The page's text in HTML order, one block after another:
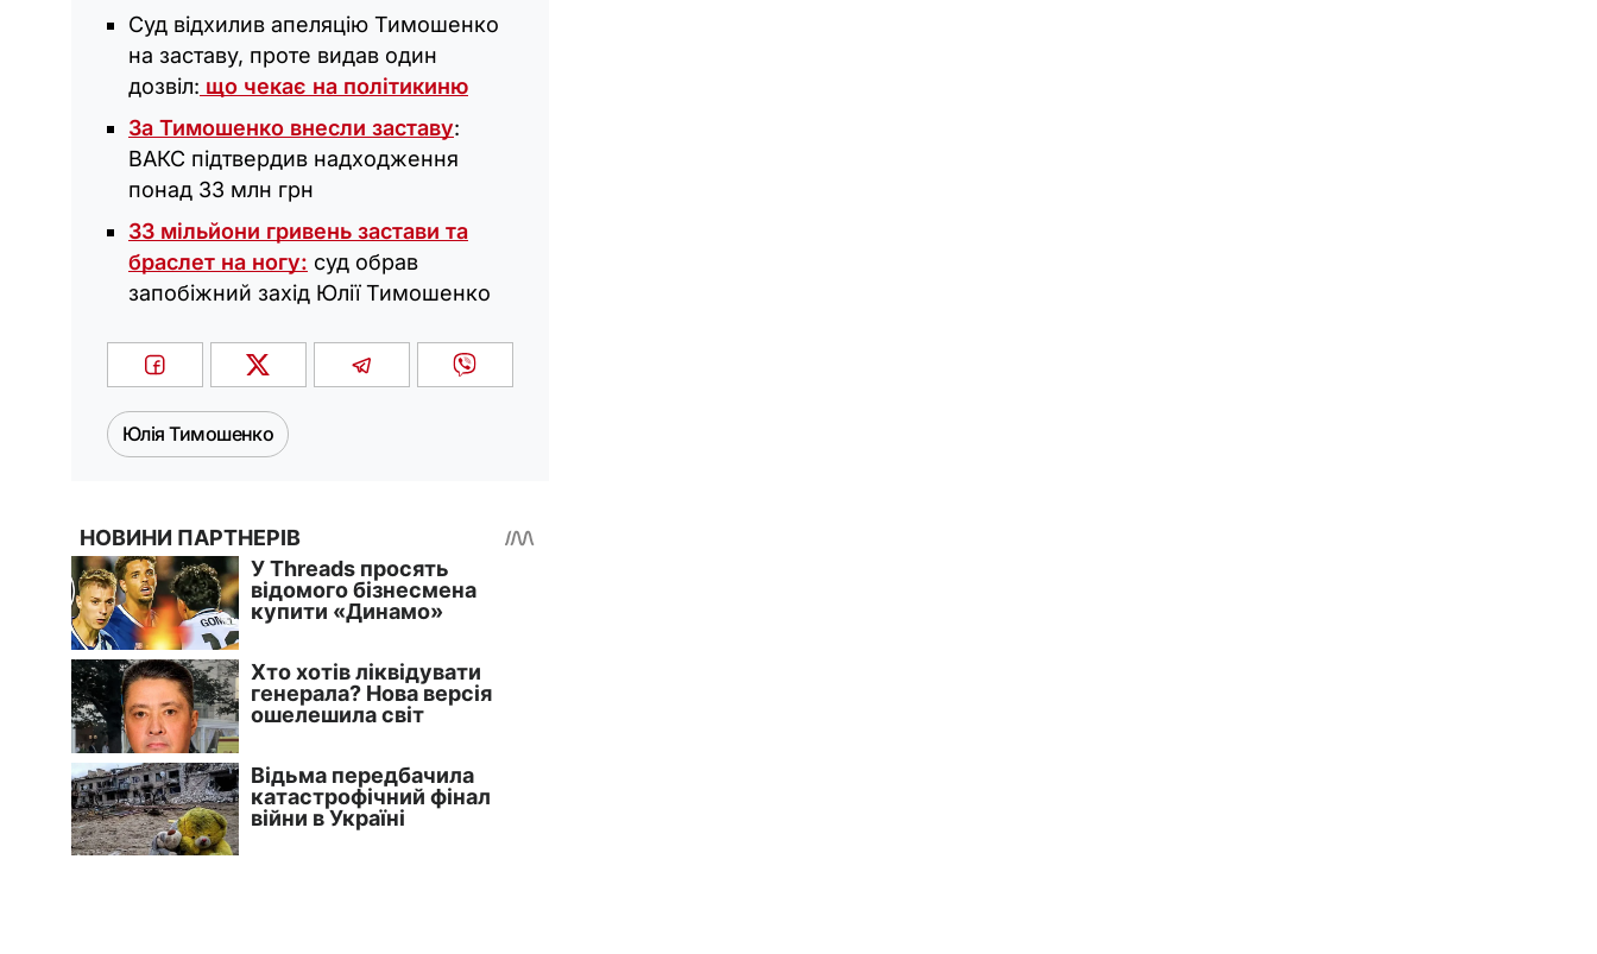
Суд відхилив апеляцію Тимошенко
на заставу, проте видав один
дозвіл: що чекає на політикиню
За Тимошенко внесли заставу:
ВАКС підтвердив надходження
понад 33 млн грн
33 мільйони гривень застави та
браслет на ногу: суд обрав
запобіжний захід Юлії Тимошенко
Юлія Тимошенко